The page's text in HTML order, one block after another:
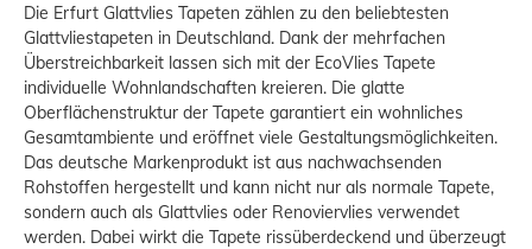
Die Erfurt Glattvlies Tapeten zählen zu den beliebtesten
Glattvliestapeten in Deutschland. Dank der mehrfachen
Überstreichbarkeit lassen sich mit der EcoVlies Tapete
individuelle Wohnlandschaften kreieren. Die glatte
Oberflächenstruktur der Tapete garantiert ein wohnliches
Gesamtambiente und eröffnet viele Gestaltungsmöglichkeiten.
Das deutsche Markenprodukt ist aus nachwachsenden
Rohstoffen hergestellt und kann nicht nur als normale Tapete,
sondern auch als Glattvlies oder Renoviervlies verwendet
werden. Dabei wirkt die Tapete rissüberdeckend und überzeugt